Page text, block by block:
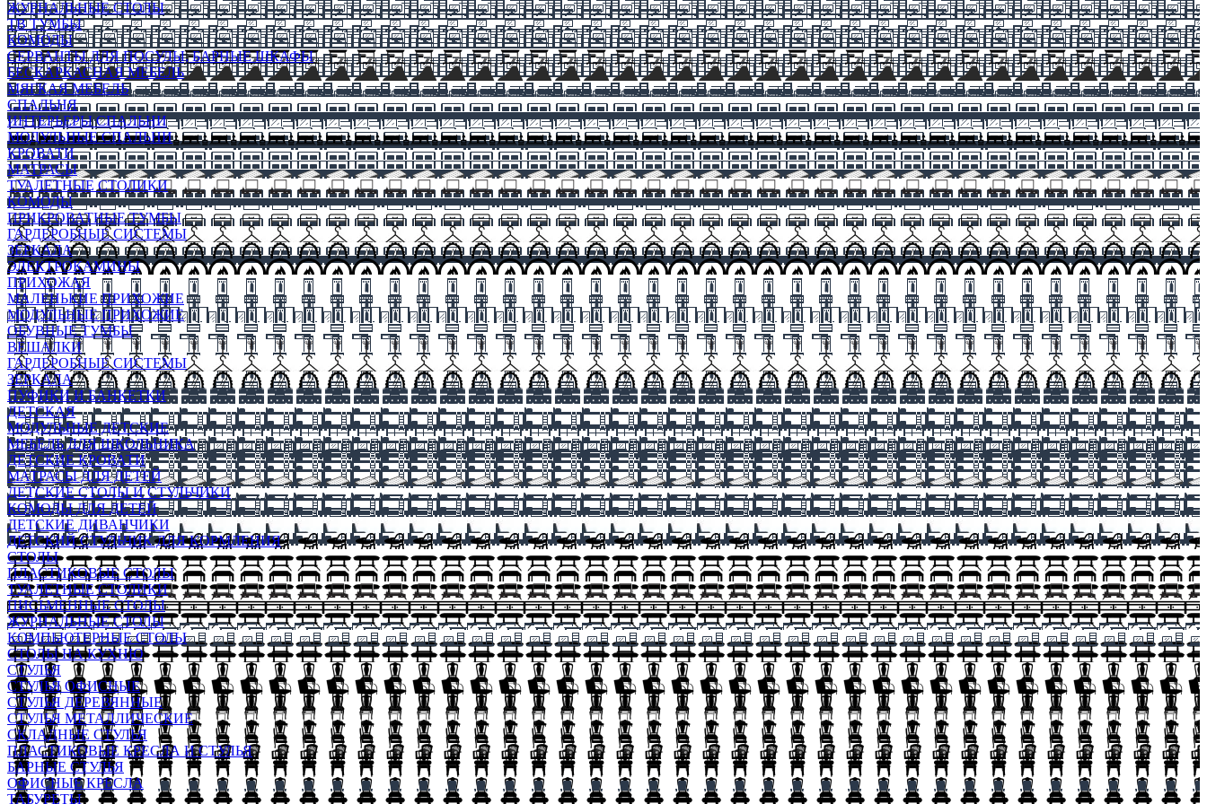
ЖУРНАЛЬНЫЕ СТОЛЫ
ТВ ТУМБЫ
КОМОДЫ
СЕРВАНТЫ ДЛЯ ПОСУДЫ, БАРНЫЕ ШКАФЫ
БЕСКАРКАСНАЯ МЕБЕЛЬ
МЯГКАЯ МЕБЕЛЬ
СПАЛЬНЯ
ИНТЕРЬЕРЫ СПАЛЬНИ
МОДУЛЬНЫЕ СПАЛЬНИ
КРОВАТИ
МАТРАСЫ
ТУАЛЕТНЫЕ СТОЛИКИ
КОМОДЫ
ПРИКРОВАТНЫЕ ТУМБЫ
ГАРДЕРОБНЫЕ СИСТЕМЫ
ЗЕРКАЛА
ЭЛЕКТРОКАМИНЫ
ПРИХОЖАЯ
МАЛЕНЬКИЕ ПРИХОЖИЕ
МОДУЛЬНЫЕ ПРИХОЖИЕ
ОБУВНЫЕ ТУМБЫ
ВЕШАЛКИ
ГАРДЕРОБНЫЕ СИСТЕМЫ
ЗЕРКАЛА
ПУФИКИ И БАНКЕТКИ
ДЕТСКАЯ
МОДУЛЬНЫЕ ДЕТСКИЕ
МЕБЕЛЬ ДЛЯ ШКОЛЬНИКА
ДЕТСКИЕ КРОВАТИ
МАТРАСЫ ДЛЯ ДЕТЕЙ
ДЕТСКИЕ СТОЛЫ И СТУЛЬЧИКИ
КОМОДЫ ДЛЯ ДЕТЕЙ
ДЕТСКИЕ ДИВАНЧИКИ
ДЕТСКИЙ СТУЛЬЧИК ДЛЯ КОРМЛЕНИЯ
СТОЛЫ
ПЛАСТИКОВЫЕ СТОЛЫ
ТУАЛЕТНЫЕ СТОЛИКИ
ПИСЬМЕННЫЕ СТОЛЫ
ЖУРНАЛЬНЫЕ СТОЛЫ
КОМПЬЮТЕРНЫЕ СТОЛЫ
СТОЛЫ НА КУХНЮ
СТУЛЬЯ
СТУЛЬЯ ОФИСНЫЕ
СТУЛЬЯ ДЕРЕВЯННЫЕ
СТУЛЬЯ МЕТАЛЛИЧЕСКИЕ
СКЛАДНЫЕ СТУЛЬЯ
ПЛАСТИКОВЫЕ КРЕСЛА И СТУЛЬЯ
БАРНЫЕ СТУЛЬЯ
ОФИСНЫЕ КРЕСЛА
ТАБУРЕТЫ